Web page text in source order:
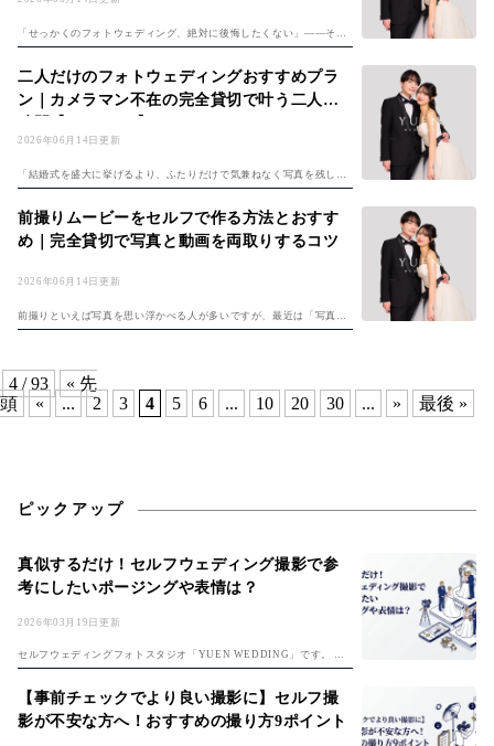
「せっかくのフォトウェディング、絶対に後悔したくない」——そう
考えて情報を集めるほど、「思ったより費用がかかった」「衣装が選
べなかった」「データが全部もらえなかった」といった先輩カップル
の失敗談に出会...
2026年06月14日更新
二人だけのフォトウェディングおすすめプラ
ン｜カメラマン不在の完全貸切で叶う二人の
「結婚式を盛大に挙げるより、ふたりだけで気兼ねなく写真を残した
い」——そんなふうに考えるカップルが、近年はっきりと増えていま
す。実際、リクルートブライダル総研の結婚総合意識調査でも、挙
式・披露宴の形は...
2026年06月14日更新
前撮りムービーをセルフで作る方法とおすす
め｜完全貸切で写真と動画を両取りするコツ
前撮りといえば写真を思い浮かべる人が多いですが、最近は「写真だ
けでなく動画も残したい」というふたりが増えています。スマホで気
やSNS投稿に...
4 / 93
« 先
頭
« ... 2 3 4 5 6 ... 10 20 30 ... » 最後 »
ピックアップ
2026年03月19日更新
真似するだけ！セルフウェディング撮影で参
考にしたいポージングや表情は？
セルフウェディングフォトスタジオ「YUEN WEDDING」です。 初
めてのセルフフォト！準備は「セルフ前撮り完全ガイド」、費用は
「フォトウェディング費用ガイド」もチェック。 楽しみな反面、 ・ど
んな...
【事前チェックでより良い撮影に】セルフ撮
影が不安な方へ！おすすめの撮り方9ポイント